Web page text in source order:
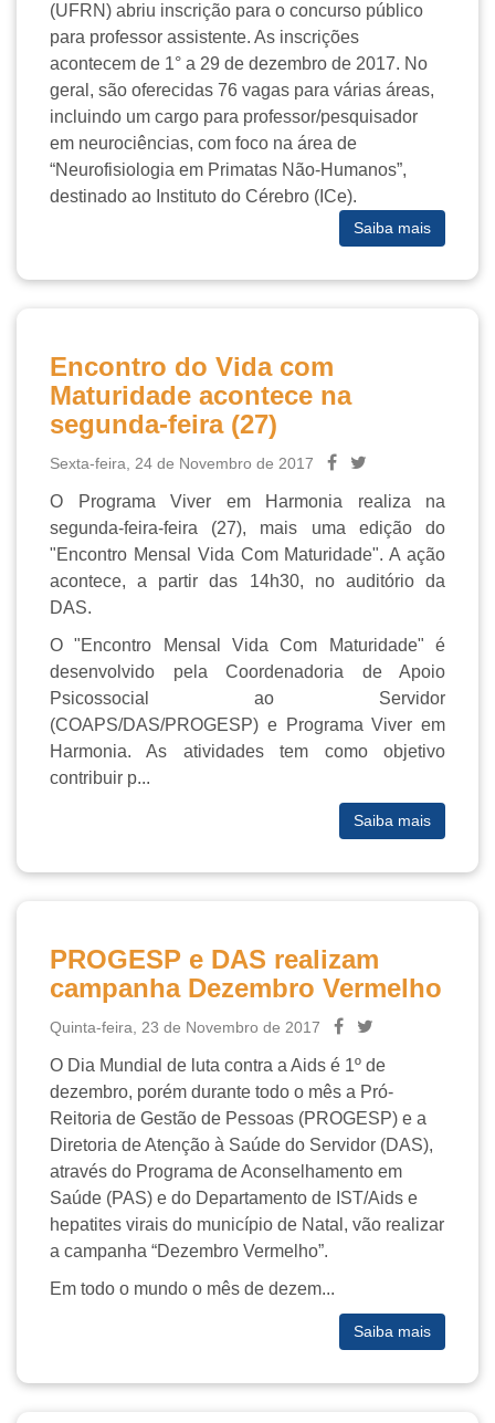
(UFRN) abriu inscrição para o concurso público
para professor assistente. As inscrições
acontecem de 1° a 29 de dezembro de 2017. No
geral, são oferecidas 76 vagas para várias áreas,
incluindo um cargo para professor/pesquisador
em neurociências, com foco na área de
“Neurofisiologia em Primatas Não-Humanos”,
destinado ao Instituto do Cérebro (ICe).
Saiba mais
Encontro do Vida com
Maturidade acontece na
segunda-feira (27)
Sexta-feira, 24 de Novembro de 2017
O Programa Viver em Harmonia realiza na
segunda-feira-feira (27), mais uma edição do
"Encontro Mensal Vida Com Maturidade". A ação
acontece, a partir das 14h30, no auditório da
DAS.
O "Encontro Mensal Vida Com Maturidade" é
desenvolvido pela Coordenadoria de Apoio
Psicossocial ao Servidor
(COAPS/DAS/PROGESP) e Programa Viver em
Harmonia. As atividades tem como objetivo
contribuir p...
Saiba mais
PROGESP e DAS realizam
campanha Dezembro Vermelho
Quinta-feira, 23 de Novembro de 2017
O Dia Mundial de luta contra a Aids é 1º de
dezembro, porém durante todo o mês a Pró-
Reitoria de Gestão de Pessoas (PROGESP) e a
Diretoria de Atenção à Saúde do Servidor (DAS),
através do Programa de Aconselhamento em
Saúde (PAS) e do Departamento de IST/Aids e
hepatites virais do município de Natal, vão realizar
a campanha “Dezembro Vermelho”.
Em todo o mundo o mês de dezem...
Saiba mais